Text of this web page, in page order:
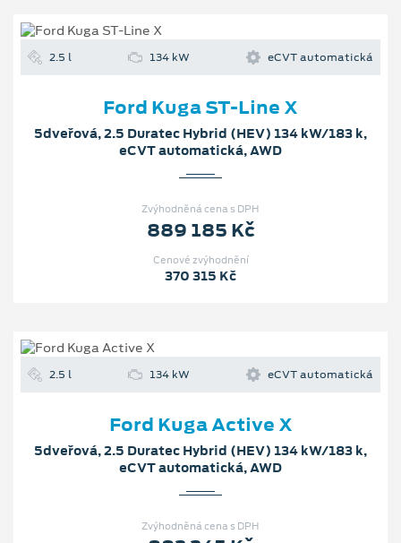
2.5 l 134 kW eCVT automatická
Ford Kuga ST-Line X
5dveřová, 2.5 Duratec Hybrid (HEV) 134 kW/183 k,
eCVT automatická, AWD
Zvýhodněná cena s DPH
889 185 Kč
Cenové zvýhodnění
370 315 Kč
2.5 l 134 kW eCVT automatická
Ford Kuga Active X
5dveřová, 2.5 Duratec Hybrid (HEV) 134 kW/183 k,
eCVT automatická, AWD
Zvýhodněná cena s DPH